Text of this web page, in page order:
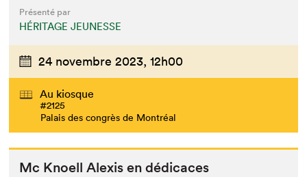
Présenté par
HÉRITAGE JEUNESSE
24 novembre 2023, 12h00
Au kiosque
#2125
Palais des congrès de Montréal
Mc Knoell Alex­is en dédicaces